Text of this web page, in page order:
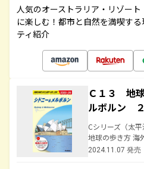
人気のオーストラリア・リゾー
に楽しむ！都市と自然を満喫す
ティ紹介
Ｃ１３ 地
ルボルン
Cシリーズ（太
地球の歩き方 海
2024.11.07 発売